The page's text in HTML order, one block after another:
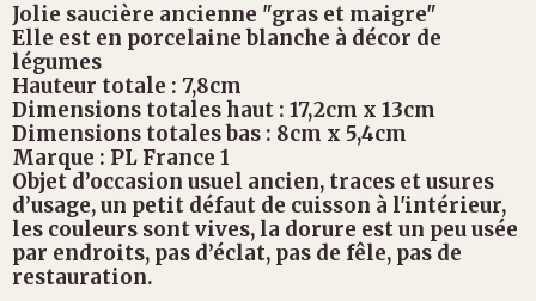
Jolie saucière ancienne "gras et maigre"
Elle est en porcelaine blanche à décor de
légumes
Hauteur totale : 7,8cm
Dimensions totales haut : 17,2cm x 13cm
Dimensions totales bas : 8cm x 5,4cm
Marque : PL France 1
Objet d’occasion usuel ancien, traces et usures
d’usage, un petit défaut de cuisson à l'intérieur,
les couleurs sont vives, la dorure est un peu usée
par endroits, pas d’éclat, pas de fêle, pas de
restauration.